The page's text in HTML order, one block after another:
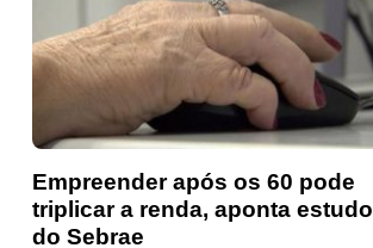
Empreender após os 60 pode
triplicar a renda, aponta estudo
do Sebrae